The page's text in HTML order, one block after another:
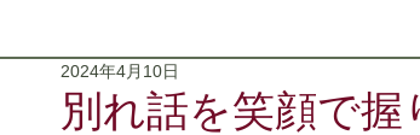
プライベート
別れ話を笑顔で
2024年4月10日